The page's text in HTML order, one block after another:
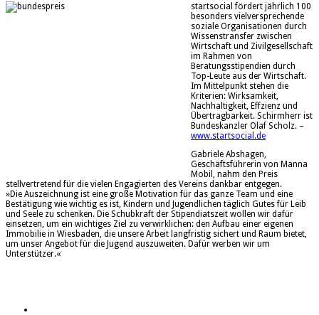
startsocial fördert jährlich 100
besonders vielversprechende
soziale Organisationen durch
Wissenstransfer zwischen
Wirtschaft und Zivilgesellschaft
im Rahmen von
Beratungsstipendien durch
Top-Leute aus der Wirtschaft.
Im Mittelpunkt stehen die
Kriterien: Wirksamkeit,
Nachhaltigkeit, Effzienz und
Übertragbarkeit. Schirmherr ist
Bundeskanzler Olaf Scholz. –
www.startsocial.de
Gabriele Abshagen,
Geschäftsführerin von Manna
Mobil, nahm den Preis
stellvertretend für die vielen Engagierten des Vereins dankbar entgegen.
»Die Auszeichnung ist eine große Motivation für das ganze Team und eine
Bestätigung wie wichtig es ist, Kindern und Jugendlichen täglich Gutes für Leib
und Seele zu schenken. Die Schubkraft der Stipendiatszeit wollen wir dafür
einsetzen, um ein wichtiges Ziel zu verwirklichen: den Aufbau einer eigenen
Immobilie in Wiesbaden, die unsere Arbeit langfristig sichert und Raum bietet,
um unser Angebot für die Jugend auszuweiten. Dafür werben wir um
Unterstützer.«